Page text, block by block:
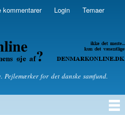
kommentarer Login Temaer
om politik
Pejlemærker for det danske samfund.